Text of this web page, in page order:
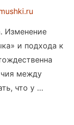
Изменение
и подхода к
между
что у …